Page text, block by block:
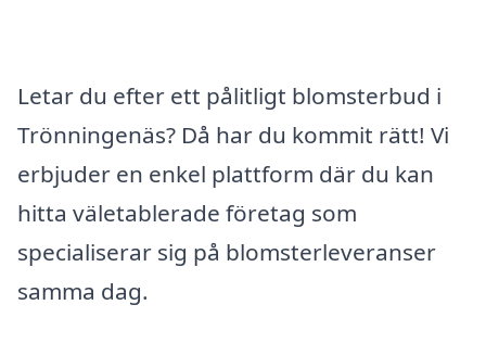
Letar du efter ett pålitligt blomsterbud i
Trönningenäs? Då har du kommit rätt! Vi
erbjuder en enkel plattform där du kan
hitta väletablerade företag som
specialiserar sig på blomsterleveranser
samma dag.